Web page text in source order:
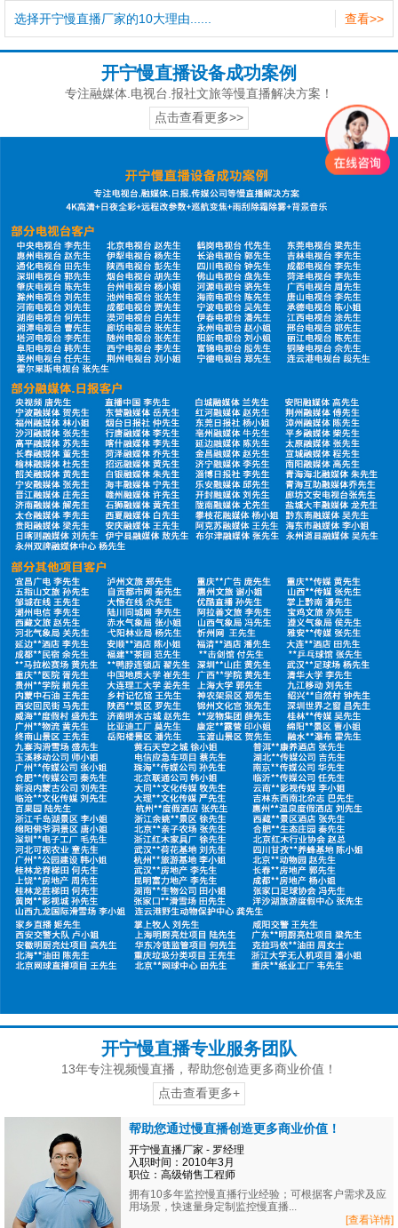
查看>>
选择开宁慢直播厂家的10大理由......
开宁慢直播设备成功案例
专注融媒体.电视台.报社文旅等慢直播解决方案！
点击查看更多>>
开宁慢直播专业服务团队
13年专注视频慢直播，帮助您创造更多商业价值！
点击查看更多+
帮助您通过慢直播创造更多商业价值！
开宁慢直播厂家 - 罗经理
入职时间：2010年3月
职位：高级销售工程师
拥有10多年监控慢直播行业经验；可根据客户需求及应
用场景，快速量身定制监控慢直播...
[查看详情]